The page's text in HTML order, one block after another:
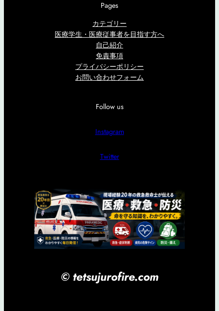
Pages
カテゴリー
医療学生・医療従事者を目指す方へ
自己紹介
免責事項
プライバシーポリシー
お問い合わせフォーム
Follow us
Instagram
Twitter
© tetsujurofire.com